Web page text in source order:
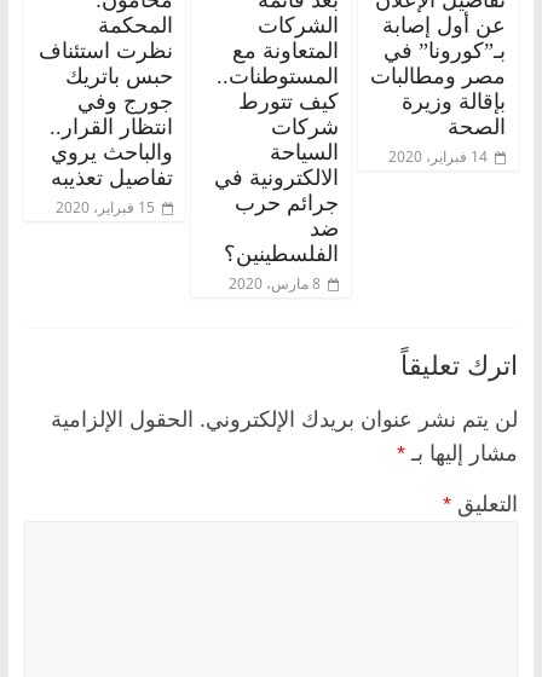
عن أول إصابة
بـ”كورونا” في
مصر ومطالبات
بإقالة وزيرة
الصحة
14 فبراير، 2020
الشركات
المتعاونة مع
المستوطنات..
كيف تتورط
شركات
السياحة
الالكترونية في
جرائم حرب
ضد
الفلسطينين؟
8 مارس، 2020
المحكمة
نظرت استئناف
حبس باتريك
جورج وفي
انتظار القرار..
والباحث يروي
تفاصيل تعذيبه
15 فبراير، 2020
اترك تعليقاً
لن يتم نشر عنوان بريدك الإلكتروني. الحقول الإلزامية
مشار إليها بـ *
التعليق *